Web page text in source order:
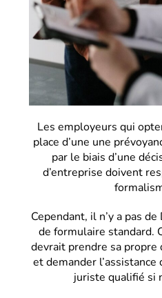
Les employeurs qui
place d’une une
par le biais d’une
d’entreprise doivent
Cependant, il n’y a pas
de formulaire standard.
devrait prendre sa propre
et demander l’assistance
juriste qualifié si